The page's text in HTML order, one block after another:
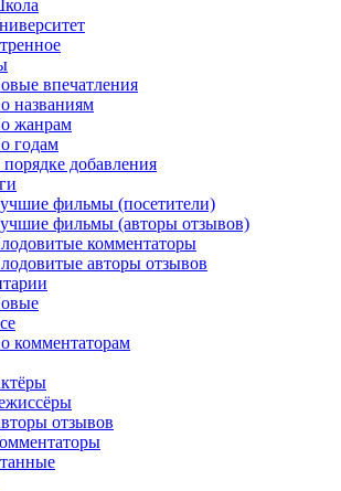
впечатления
названиям
жанрам
годам
добавления
фильмы (посетители)
фильмы (авторы отзывов)
комментаторы
авторы отзывов
комментаторам
отзывов